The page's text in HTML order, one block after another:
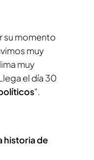
su momento
muy
muy
el día 30
".
historia de